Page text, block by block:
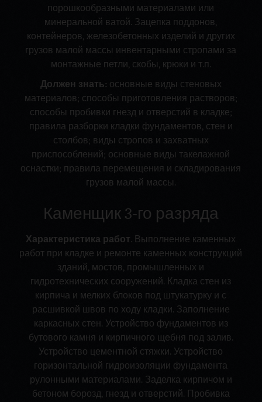
порошкообразными материалами или
минеральной ватой. Зацепка поддонов,
контейнеров, железобетонных изделий и других
грузов малой массы инвентарными стропами за
монтажные петли, скобы, крюки и т.п.
Должен знать: основные виды стеновых
материалов; способы приготовления растворов;
способы пробивки гнезд и отверстий в кладке;
правила разборки кладки фундаментов, стен и
столбов; виды стропов и захватных
приспособлений; основные виды такелажной
оснастки; правила перемещения и складирования
грузов малой массы.
Каменщик 3-го разряда
Характеристика работ. Выполнение каменных
работ при кладке и ремонте каменных конструкций
зданий, мостов, промышленных и
гидротехнических сооружений. Кладка стен из
кирпича и мелких блоков под штукатурку и с
расшивкой швов по ходу кладки. Заполнение
каркасных стен. Устройство фундаментов из
бутового камня и кирпичного щебня под залив.
Устройство цементной стяжки. Устройство
горизонтальной гидроизоляции фундамента
рулонными материалами. Заделка кирпичом и
бетоном борозд, гнезд и отверстий. Пробивка